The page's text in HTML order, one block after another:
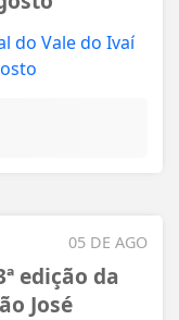
05 DE AGO
edição da
José